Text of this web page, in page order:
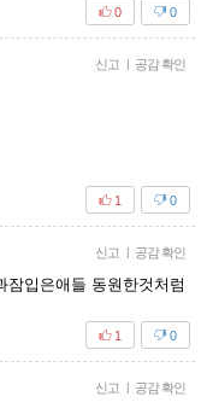
0
0
신고 | 공감 확인
0
1
신고 | 공감 확인
잠입은애들 동원한것처럼
0
1
신고 | 공감 확인